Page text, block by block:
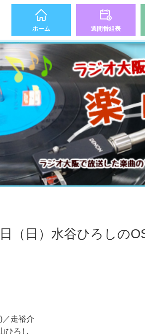
ホーム 週間番組表
（日）水谷ひろしの
走裕介
ひろし